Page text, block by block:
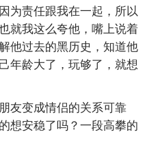
为责任跟我在一起，所以
就我这么夸他，嘴上说着
他过去的黑历史，知道他
年龄大了，玩够了，就想
友变成情侣的关系可靠
想安稳了吗？一段高攀的